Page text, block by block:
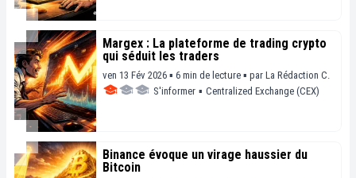
Margex : La plateforme de trading crypto
qui séduit les traders
ven 13 Fév 2026 ▪ 6 min de lecture ▪ par La Rédaction C.
S'informer ▪ Centralized Exchange (CEX)
Binance évoque un virage haussier du
Bitcoin